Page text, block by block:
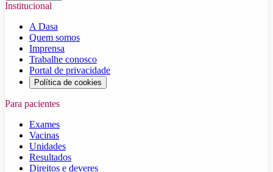
Institucional
A Dasa
Quem somos
Imprensa
Trabalhe conosco
Portal de privacidade
Política de cookies
Para pacientes
Exames
Vacinas
Unidades
Resultados
Direitos e deveres